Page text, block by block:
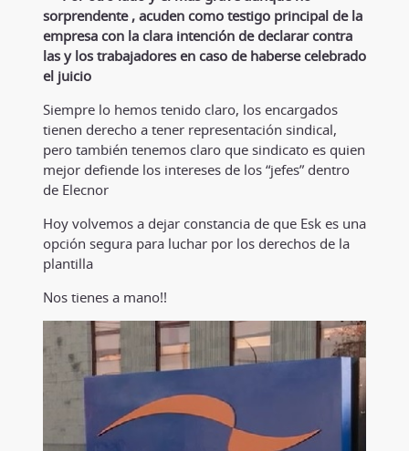
sorprendente , acuden como testigo principal de la
empresa con la clara intención de declarar contra
las y los trabajadores en caso de haberse celebrado
el juicio
Siempre lo hemos tenido claro, los encargados
tienen derecho a tener representación sindical,
pero también tenemos claro que sindicato es quien
mejor defiende los intereses de los “jefes” dentro
de Elecnor
Hoy volvemos a dejar constancia de que Esk es una
opción segura para luchar por los derechos de la
plantilla
Nos tienes a mano!!